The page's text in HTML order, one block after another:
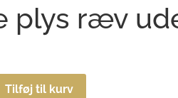
plys ræv
Tilføj til kurv